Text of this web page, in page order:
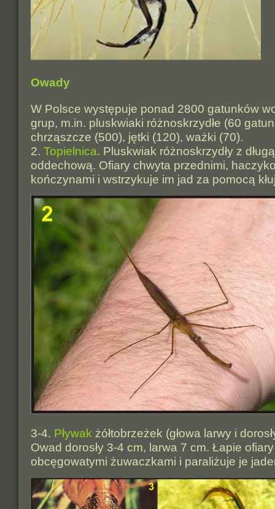
Owady
W Polsce występuje ponad 2800 gatunków
grup, m.in. pluskwiaki różnoskrzydłe (60
chrząszcze (500), jętki (120), ważki (70).
2. Topielnica. Pluskwiak różnoskrzydły z
oddechową. Ofiary chwyta przednimi,
kończynami i wstrzykuje im jad za pomocą
3-4. Pływak żółtobrzeżek (głowa larwy i
Owad dorosły 3-4 cm, larwa 7 cm. Łapie
obcęgowatymi żuwaczkami i paraliżuje je